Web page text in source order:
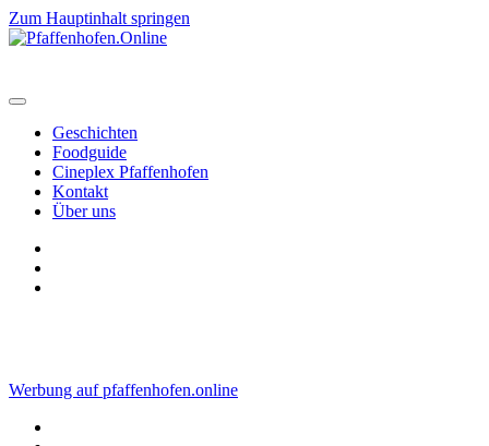
Zum Hauptinhalt springen
Geschichten
Foodguide
Cineplex Pfaffenhofen
Kontakt
Über uns
Werbung auf pfaffenhofen.online